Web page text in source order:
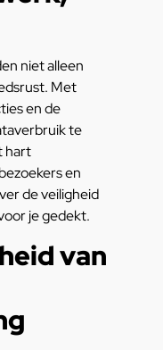
niet alleen
Met
en de
te
hart
en
de veiligheid
je gedekt.
van